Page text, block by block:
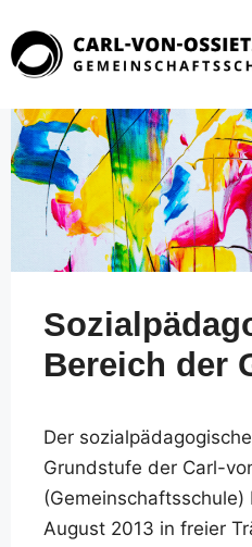
Inhalt
springen
Bereich der
Der
Grundstufe der Carl-
August 2013 in freier